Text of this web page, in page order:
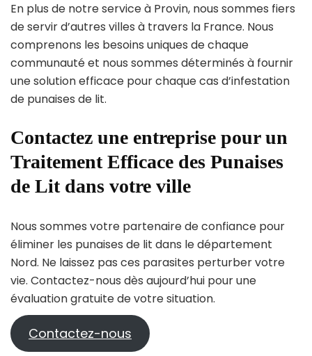
En plus de notre service à Provin, nous sommes fiers
de servir d’autres villes à travers la France. Nous
comprenons les besoins uniques de chaque
communauté et nous sommes déterminés à fournir
une solution efficace pour chaque cas d’infestation
de punaises de lit.
Contactez une entreprise pour un
Traitement Efficace des Punaises
de Lit dans votre ville
Nous sommes votre partenaire de confiance pour
éliminer les punaises de lit dans le département
Nord. Ne laissez pas ces parasites perturber votre
vie. Contactez-nous dès aujourd’hui pour une
évaluation gratuite de votre situation.
Contactez-nous